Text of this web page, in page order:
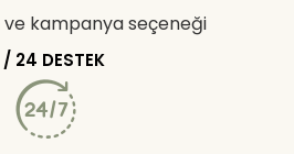
ve kampanya seçeneği
/ 24 DESTEK